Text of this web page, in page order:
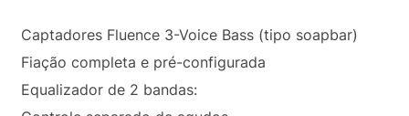
Captadores Fluence 3-Voice Bass (tipo soapbar)
Fiação completa e pré-configurada
Equalizador de 2 bandas: